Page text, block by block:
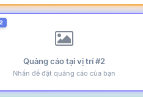
Quảng cáo tại vị trí #2
Nhấn để đặt quảng cáo của bạn